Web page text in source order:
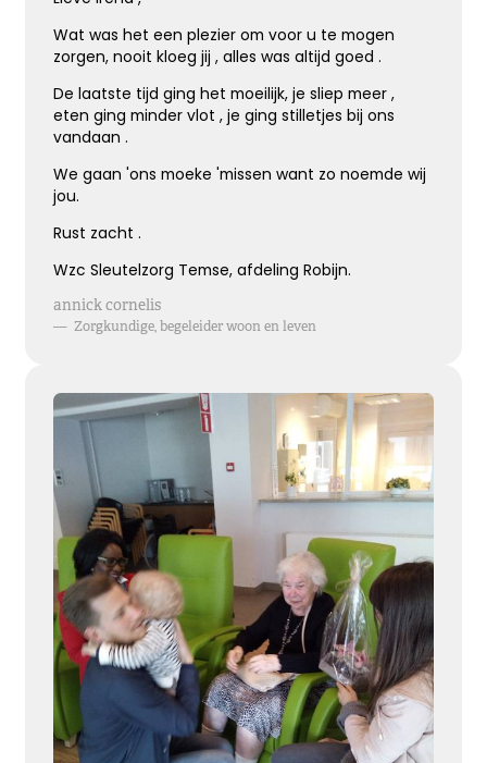
Wat was het een plezier om voor u te mogen
zorgen, nooit kloeg jij , alles was altijd goed .
De laatste tijd ging het moeilijk, je sliep meer ,
eten ging minder vlot , je ging stilletjes bij ons
vandaan .
We gaan 'ons moeke 'missen want zo noemde wij
jou.
Rust zacht .
Wzc Sleutelzorg Temse, afdeling Robijn.
annick cornelis
— Zorgkundige, begeleider woon en leven
Bijzonder persoon gemist
De wereld mist een heel bijzonder iemand.
Een dierbaar, geliefd persoon.
Veel sterkte toegewenst!
Kies dit gedicht
We beseffen nu meer dan ooit,
hoe broos en kwetsbaar het leven is.
Mijn oprechte deelneming
Kies dit gedicht
Terugdenken met sterkte
Je denkt terug aan hoe het was
Met een glimlach en een traan
Onvoorstelbaar
Dat het leven gewoon doorgaat
Veel sterkte gewenst ...